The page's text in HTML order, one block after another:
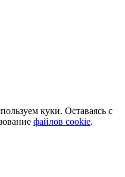
куки. Оставаясь с
файлов cookie.